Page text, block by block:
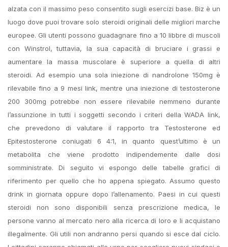
alzata con il massimo peso consentito sugli esercizi base. Biz è un
luogo dove puoi trovare solo steroidi originali delle migliori marche
europee. Gli utenti possono guadagnare fino a 10 libbre di muscoli
con Winstrol, tuttavia, la sua capacità di bruciare i grassi e
aumentare la massa muscolare è superiore a quella di altri
steroidi. Ad esempio una sola iniezione di nandrolone 150mg è
rilevabile fino a 9 mesi link, mentre una iniezione di testosterone
200 300mg potrebbe non essere rilevabile nemmeno durante
l’assunzione in tutti i soggetti secondo i criteri della WADA link,
che prevedono di valutare il rapporto tra Testosterone ed
Epitestosterone coniugati 6 4:1, in quanto quest’ultimo è un
metabolita che viene prodotto indipendemente dalle dosi
somministrate. Di seguito vi espongo delle tabelle grafici di
riferimento per quello che ho appena spiegato. Assumo questo
drink in giornata oppure dopo l’allenamento. Paesi in cui questi
steroidi non sono disponibili senza prescrizione medica, le
persone vanno al mercato nero alla ricerca di loro e li acquistano
illegalmente. Gli utili non andranno persi quando si esce dal ciclo.